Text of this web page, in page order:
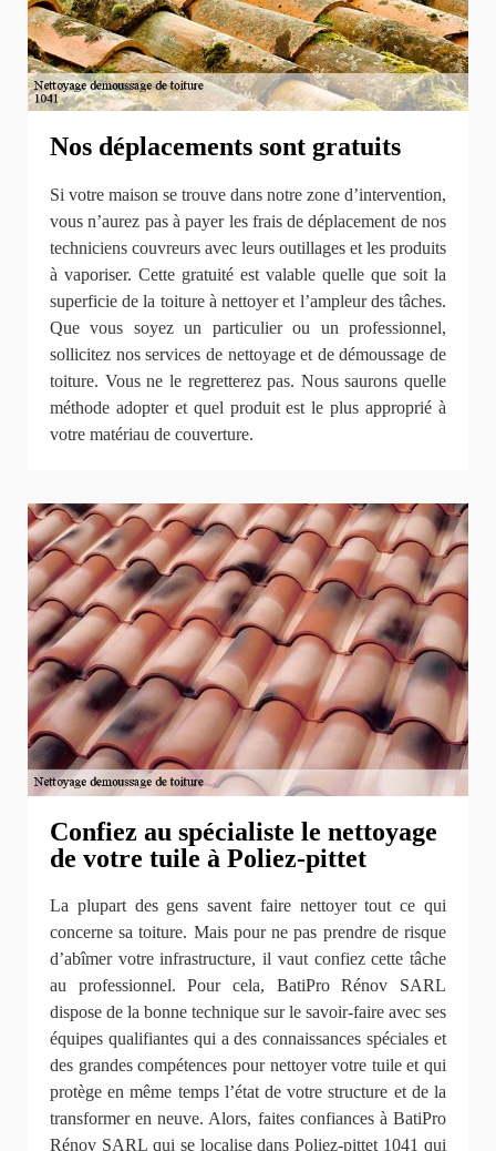
Nos déplacements sont gratuits
Si votre maison se trouve dans notre zone d’intervention,
vous n’aurez pas à payer les frais de déplacement de nos
techniciens couvreurs avec leurs outillages et les produits
à vaporiser. Cette gratuité est valable quelle que soit la
superficie de la toiture à nettoyer et l’ampleur des tâches.
Que vous soyez un particulier ou un professionnel,
sollicitez nos services de nettoyage et de démoussage de
toiture. Vous ne le regretterez pas. Nous saurons quelle
méthode adopter et quel produit est le plus approprié à
votre matériau de couverture.
Confiez au spécialiste le nettoyage
de votre tuile à Poliez-pittet
La plupart des gens savent faire nettoyer tout ce qui
concerne sa toiture. Mais pour ne pas prendre de risque
d’abîmer votre infrastructure, il vaut confiez cette tâche
au professionnel. Pour cela, BatiPro Rénov SARL
dispose de la bonne technique sur le savoir-faire avec ses
équipes qualifiantes qui a des connaissances spéciales et
des grandes compétences pour nettoyer votre tuile et qui
protège en même temps l’état de votre structure et de la
transformer en neuve. Alors, faites confiances à BatiPro
Rénov SARL qui se localise dans Poliez-pittet 1041 qui